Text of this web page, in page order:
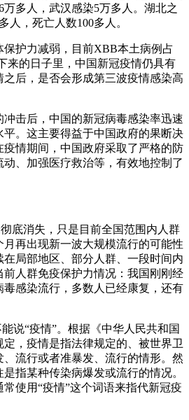
多人，武汉感染5万多人。湖北之
人，死亡人数100多人。
保护力减弱，目前XBB本土病例占
来的日子里，中国新冠疫情仍具有
后，是否会形成第三波疫情感染高
击后，中国的新冠病毒感染率迅速
。这主要得益于中国政府的果断决
情期间，中国政府采取了严格的防
、加强医疗救治等，有效地控制了
底消失，只是目前全国范围内人群
再出现新一波大规模流行的可能性
局部地区、部分人群、一段时间内
人群免疫保护力情况：我国刚刚经
毒感染流行，多数人已经康复，还有
说“疫情”。根据《中华人民共和国
，疫情是指法律规定的、被世界卫
流行或者准暴发、流行的情形。然
指某种传染病爆发或流行的情况。
使用“疫情”这个词语来指代新冠疫